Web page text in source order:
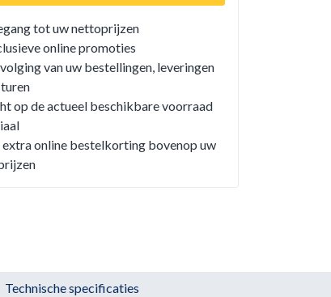
tot uw nettoprijzen
online promoties
van uw bestellingen, leveringen
op de actueel beschikbare voorraad
extra online bestelkorting bovenop uw
Technische specificaties